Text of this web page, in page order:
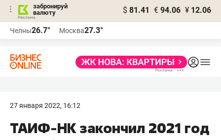
забронируй
валюту
$ 81.41 € 94.06 ¥ 12.06
Челны26.7° Москва27.3°
27 января 2022, 16:12
ТАИФ-НК закончил 2021 год